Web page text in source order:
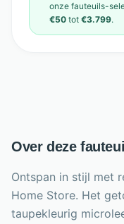
onze fauteuils-
€50 tot €3.799.
Over deze fauteuil
Ontspan in stijl met
Home Store. Het
taupekleurig